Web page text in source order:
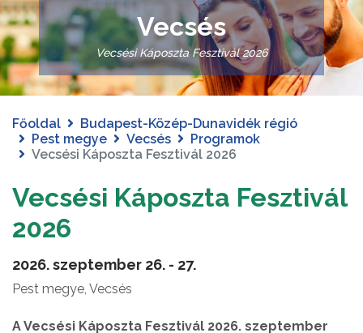
Vecsés
Vecsési Káposzta Fesztivál 2026
Főoldal
Budapest-Közép-Dunavidék régió
Pest megye
Vecsés
Programok
Vecsési Káposzta Fesztivál 2026
Vecsési Káposzta Fesztivál
2026
2026. szeptember 26. - 27.
Pest megye, Vecsés
A Vecsési Káposzta Fesztivál 2026. szeptember